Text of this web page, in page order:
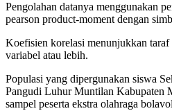
Pengolahan datanya menggunakan
pearson product-moment dengan
Koefisien korelasi menunjukkan taraf
variabel atau lebih.
Populasi yang dipergunakan siswa
Pangudi Luhur Muntilan Kabupaten
sampel peserta ekstra olahraga